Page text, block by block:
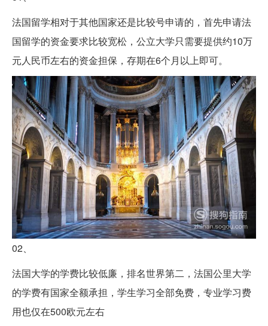
法国留学相对于其他国家还是比较号申请的，首先申请法
国留学的资金要求比较宽松，公立大学只需要提供约10万
元人民币左右的资金担保，存期在6个月以上即可。
02、
法国大学的学费比较低廉，排名世界第二，法国公里大学
的学费有国家全额承担，学生学习全部免费，专业学习费
用也仅在500欧元左右